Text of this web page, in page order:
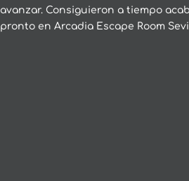
avanzar. Consiguieron a tiempo
pronto en Arcadia Escape Room